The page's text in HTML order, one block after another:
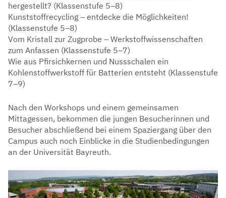
hergestellt? (Klassenstufe 5–8)
Kunststoffrecycling – entdecke die Möglichkeiten!
(Klassenstufe 5–8)
Vom Kristall zur Zugprobe – Werkstoffwissenschaften
zum Anfassen (Klassenstufe 5–7)
Wie aus Pfirsichkernen und Nussschalen ein
Kohlenstoffwerkstoff für Batterien entsteht (Klassenstufe
7–9)
Nach den Workshops und einem gemeinsamen
Mittagessen, bekommen die jungen Besucherinnen und
Besucher abschließend bei einem Spaziergang über den
Campus auch noch Einblicke in die Studienbedingungen
an der Universität Bayreuth.